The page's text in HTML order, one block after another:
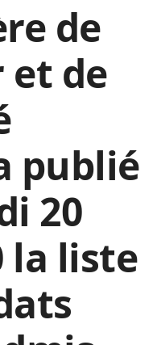
de
et de
publié
20
la liste